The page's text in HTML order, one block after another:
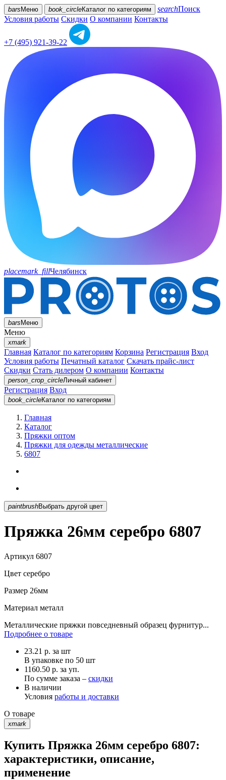
bars Меню book_circleКаталог по категориям searchПоиск
Условия работы Скидки О компании Контакты
+7 (495) 921-39-22
placemark_fillЧелябинск
barsМеню
Меню
xmark
Главная Каталог по категориям Корзина Регистрация Вход
Условия работы Печатный каталог Скачать прайс-лист
Скидки Стать дилером О компании Контакты
person_crop_circleЛичный кабинет
Регистрация Вход
book_circleКаталог по категориям
Главная
Каталог
Пряжки оптом
Пряжки для одежды металлические
6807
paintbrush Выбрать другой цвет
Пряжка 26мм серебро 6807
Артикул 6807
Цвет серебро
Размер 26мм
Материал металл
Металлические пряжки повседневный образец фурнитур...
Подробнее о товаре
23.21 р. за шт
В упаковке по 50 шт
1160.50 р. за уп.
По сумме заказа – скидки
В наличии
Условия работы и доставки
О товаре
xmark
Купить Пряжка 26мм серебро 6807:
характеристики, описание,
применение